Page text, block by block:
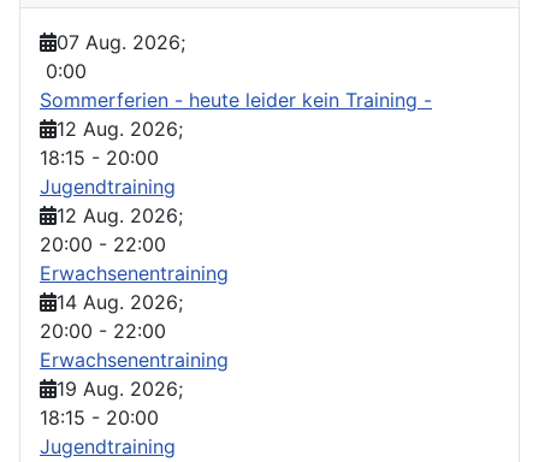
07 Aug. 2026;
0:00
Sommerferien - heute leider kein Training -
12 Aug. 2026;
18:15 - 20:00
Jugendtraining
12 Aug. 2026;
20:00 - 22:00
Erwachsenentraining
14 Aug. 2026;
20:00 - 22:00
Erwachsenentraining
19 Aug. 2026;
18:15 - 20:00
Jugendtraining